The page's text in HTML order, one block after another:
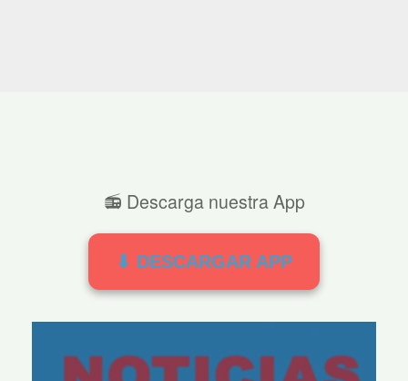
📻 Descarga nuestra App
⬇ DESCARGAR APP